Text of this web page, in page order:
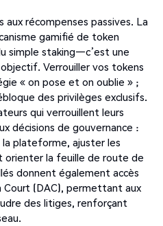
aux récompenses passives. La
gamifié de token
simple staking—c’est une
Verrouiller vos tokens
« on pose et on oublie » ;
des privilèges exclusifs.
qui verrouillent leurs
décisions de gouvernance :
la plateforme, ajuster les
orienter la feuille de route de
donnent également accès
(DAC), permettant aux
des litiges, renforçant